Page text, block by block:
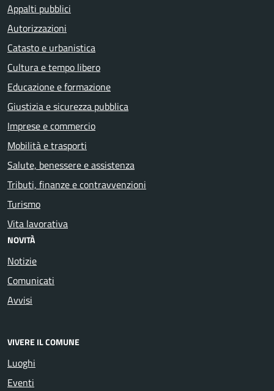
Appalti pubblici
Autorizzazioni
Catasto e urbanistica
Cultura e tempo libero
Educazione e formazione
Giustizia e sicurezza pubblica
Imprese e commercio
Mobilità e trasporti
Salute, benessere e assistenza
Tributi, finanze e contravvenzioni
Turismo
Vita lavorativa
NOVITÀ
Notizie
Comunicati
Avvisi
VIVERE IL COMUNE
Luoghi
Eventi